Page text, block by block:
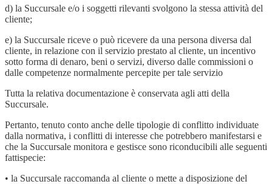
d) la Succursale e/o i soggetti rilevanti svolgono la stessa attività del
cliente;
e) la Succursale riceve o può ricevere da una persona diversa dal
cliente, in relazione con il servizio prestato al cliente, un incentivo
sotto forma di denaro, beni o servizi, diverso dalle commissioni o
dalle competenze normalmente percepite per tale servizio
Tutta la relativa documentazione è conservata agli atti della
Succursale.
Pertanto, tenuto conto anche delle tipologie di conflitto individuate
dalla normativa, i conflitti di interesse che potrebbero manifestarsi e
che la Succursale monitora e gestisce sono riconducibili alle seguenti
fattispecie:
• la Succursale raccomanda al cliente o mette a disposizione del